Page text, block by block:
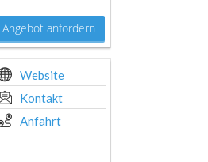
Angebot anfordern
Website
Kontakt
Anfahrt